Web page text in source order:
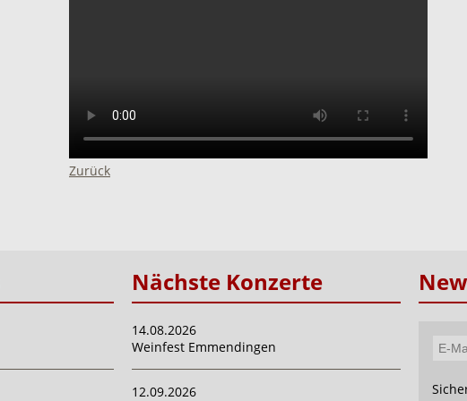
Zurück
Nächste Konzerte
14.08.2026
Weinfest Emmendingen
12.09.2026